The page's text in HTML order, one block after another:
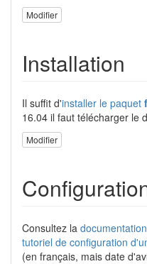
Modifier
Installation
Il suffit d'installer le paquet
16.04 il faut télécharger le
Modifier
Consultez la
tutoriel de configuration
(en français, mais date